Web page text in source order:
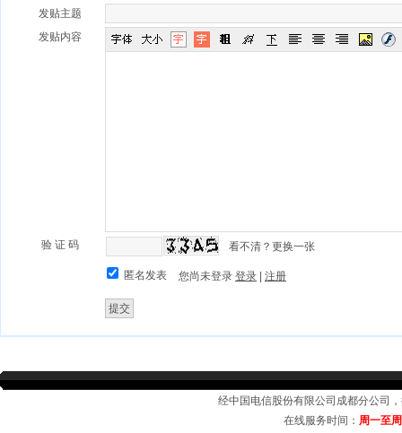
发贴主题
发贴内容
验 证 码 看不清？更换一张
匿名发表 您尚未登录 登录 注册
经中国电信股份有限公司成都分公
在线服务时间： 周一至
|支付方式 |配送说明 |